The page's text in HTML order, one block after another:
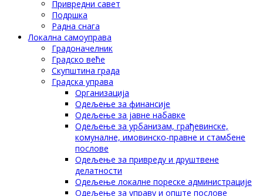
Привредни савет
Подршка
Радна снага
Локална самоуправа
Градоначелник
Градско веће
Скупштина града
Градска управа
Организација
Одељење за финансије
Одељење за јавне набавке
Одељење за урбанизам, грађевинске,
комуналне, имовинско-правне и стамбене
послове
Одељење за привреду и друштвене
делатности
Одељење локалне пореске администрације
Одељење за управу и опште послове